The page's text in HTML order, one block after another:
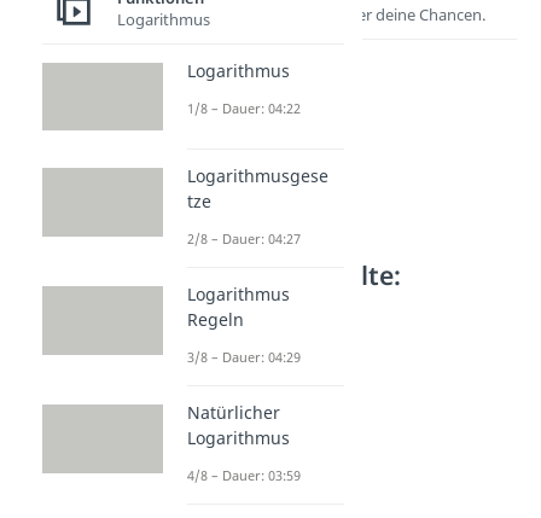
Entdecke hier deine Chancen.
Weitere Inhalte:
Funktionen
Trigonometrie
Sinus
Dauer: 04:26
Cosinus
Logarithmus
Logarithmus
1/8 – Dauer: 04:22
Logarithmusgese
tze
2/8 – Dauer: 04:27
Logarithmus
Regeln
3/8 – Dauer: 04:29
Natürlicher
Logarithmus
4/8 – Dauer: 03:59